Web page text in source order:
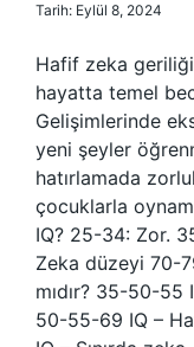
Tarih: Eylül 8, 2024
Hafif zeka
hayatta temel
Gelişimlerinde
yeni şeyler
hatırlamada
çocuklarla
IQ? 25-34: Zor.
Zeka düzeyi 70-
mıdır? 35-50-
50-55-69 IQ –